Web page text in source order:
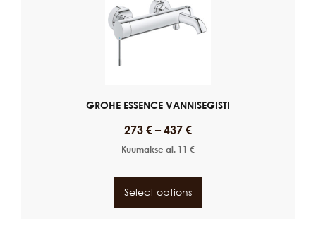
GROHE ESSENCE VANNISEGISTI
273 € – 437 €
Kuumakse al. 11 €
Select options